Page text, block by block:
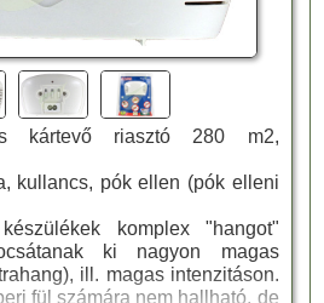
kártevő riasztó 280 m2,
kullancs, pók ellen (pók elleni
komplex "hangot"
ki nagyon magas
ill. magas intenzitáson.
fül számára nem hallható, de